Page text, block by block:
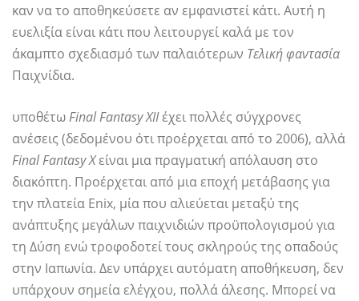
καν να το αποθηκεύσετε αν εμφανιστεί κάτι. Αυτή η
ευελιξία είναι κάτι που λειτουργεί καλά με τον
άκαμπτο σχεδιασμό των παλαιότερων Τελική φαντασία
Παιχνίδια.
υποθέτωFinal Fantasy XIIέχει πολλές σύγχρονες
ανέσεις (δεδομένου ότι προέρχεται από το 2006), αλλά
Final Fantasy Xείναι μια πραγματική απόλαυση στο
διακόπτη. Προέρχεται από μια εποχή μετάβασης για
την πλατεία Enix, μία που αλιεύεται μεταξύ της
ανάπτυξης μεγάλων παιχνιδιών προϋπολογισμού για
τη Δύση ενώ τροφοδοτεί τους σκληρούς της οπαδούς
στην Ιαπωνία. Δεν υπάρχει αυτόματη αποθήκευση, δεν
υπάρχουν σημεία ελέγχου, πολλά άλεσης. Μπορεί να